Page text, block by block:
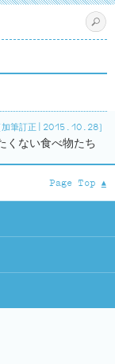
2015.10.28
ない食べ物たち
Page Top $